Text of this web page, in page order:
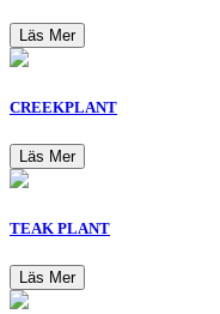
Läs Mer
CREEKPLANT
Läs Mer
TEAK PLANT
Läs Mer